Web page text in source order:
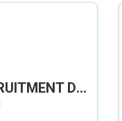
THE REPULSE BAY RECRUITMENT DAY 淺水灣影灣園人才招聘會